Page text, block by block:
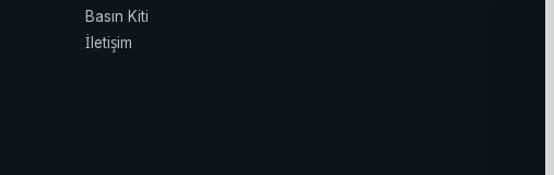
Basın Kiti
İletişim